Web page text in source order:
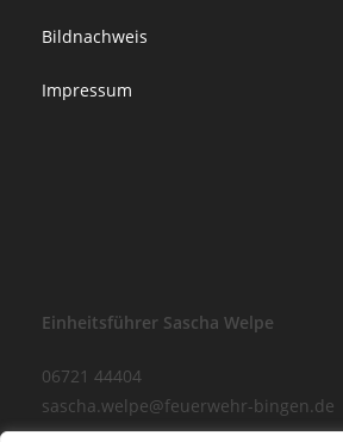
Bildnachweis
Impressum
Einheitsführer Sascha Welpe
06721 44404
sascha.welpe@feuerwehr-bingen.de